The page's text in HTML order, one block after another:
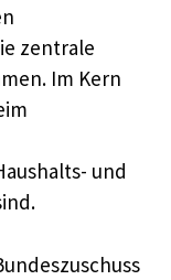
zentrale
Im Kern
und